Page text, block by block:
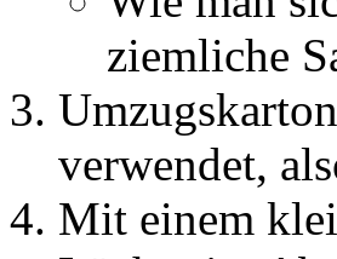
ziemliche
verwendet,
Mit einem